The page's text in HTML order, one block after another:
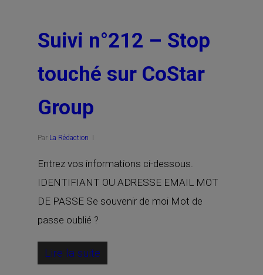
Suivi n°212 – Stop
touché sur CoStar
Group
Par La Rédaction
Entrez vos informations ci-dessous.
IDENTIFIANT OU ADRESSE EMAIL MOT
DE PASSE Se souvenir de moi Mot de
passe oublié ?
Lire la suite